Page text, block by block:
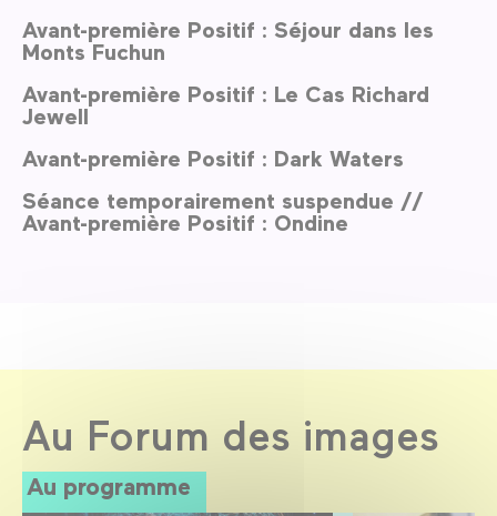
Avant-première Positif : Séjour dans les
Monts Fuchun
Avant-première Positif : Le Cas Richard
Jewell
Avant-première Positif : Dark Waters
Séance temporairement suspendue //
Avant-première Positif : Ondine
Au Forum des images
Au programme